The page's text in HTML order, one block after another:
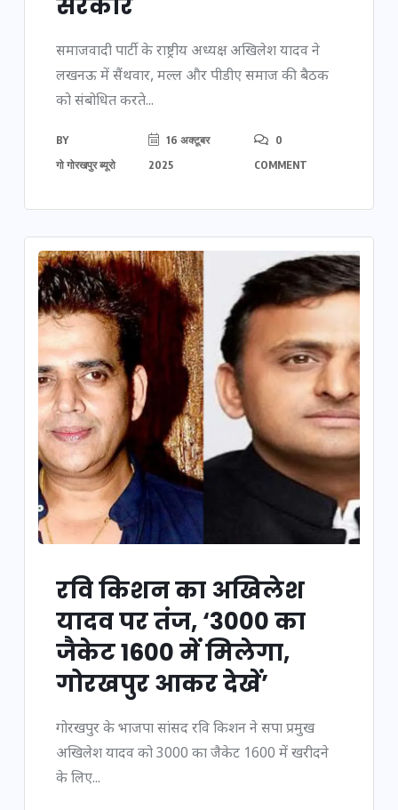
समाजवादी पार्टी के राष्ट्रीय अध्यक्ष अखिलेश यादव ने
लखनऊ में सैंथवार, मल्ल और पीडीए समाज की बैठक
को संबोधित करते...
BY
गो गोरखपुर ब्यूरो
16 अक्टूबर
2025
0
COMMENT
रवि किशन का अखिलेश
यादव पर तंज, ‘3000 का
जैकेट 1600 में मिलेगा,
गोरखपुर आकर देखें’
गोरखपुर के भाजपा सांसद रवि किशन ने सपा प्रमुख
अखिलेश यादव को 3000 का जैकेट 1600 में खरीदने
के लिए...